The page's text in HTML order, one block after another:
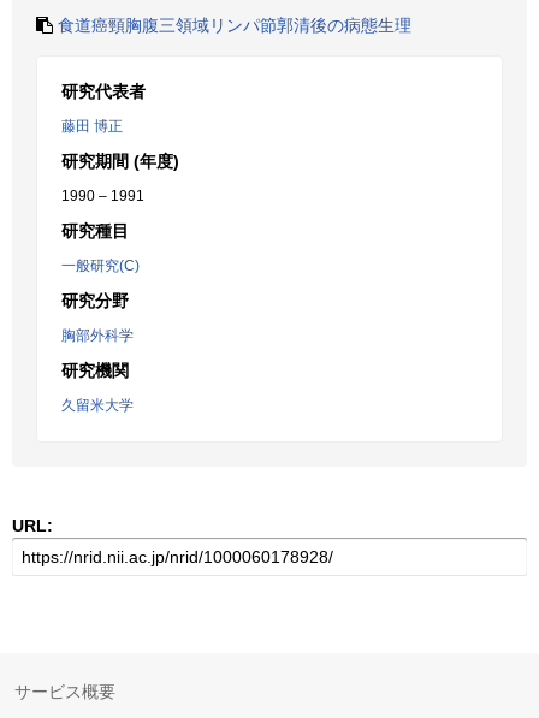
食道癌頸胸腹三領域リンパ節郭清後の病態生理
研究代表者
藤田 博正
研究期間 (年度)
1990 – 1991
研究種目
一般研究(C)
研究分野
胸部外科学
研究機関
久留米大学
URL:
サービス概要